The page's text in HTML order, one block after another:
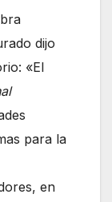
dijo
«El
para la
en